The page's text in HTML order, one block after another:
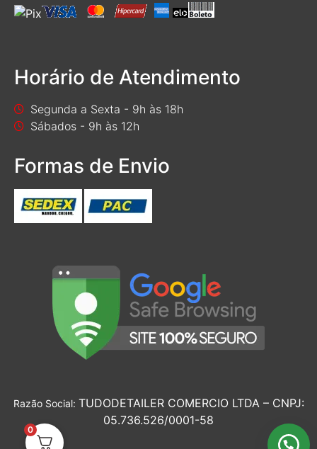
Horário de Atendimento
Segunda a Sexta - 9h às 18h
Sábados - 9h às 12h
Formas de Envio
Razão Social: TUDODETAILER COMERCIO LTDA – CNPJ:
05.736.526/0001-58
0